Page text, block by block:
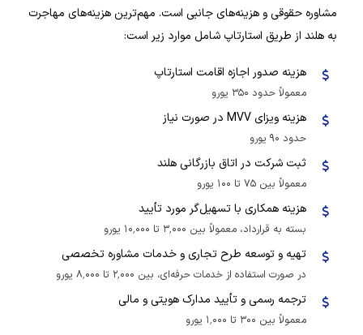
مشاوره حقوقی و هزینه‌های جانبی است. مهم‌ترین هزینه‌های مهاجرت
به هلند از طریق استارتاپ شامل موارد زیر است:
هزینه صدور اجازه اقامت استارتاپ
معمولاً حدود ۳۵۰ یورو
هزینه ویزای MVV در صورت نیاز
حدود ۹۰ یورو
ثبت شرکت در اتاق بازرگانی هلند
معمولاً بین ۷۵ تا ۱۰۰ یورو
هزینه همکاری با تسهیل‌گر مورد تأیید
بسته به قرارداد، معمولاً بین ۳٬۰۰۰ تا ۱۰٬۰۰۰ یورو
تهیه و توسعه طرح تجاری و خدمات مشاوره تخصصی
در صورت استفاده از خدمات حرفه‌ای، بین ۲٬۰۰۰ تا ۸٬۰۰۰ یورو
ترجمه رسمی و تأیید مدارک هویتی و مالی
معمولاً بین ۳۰۰ تا ۱٬۰۰۰ یورو